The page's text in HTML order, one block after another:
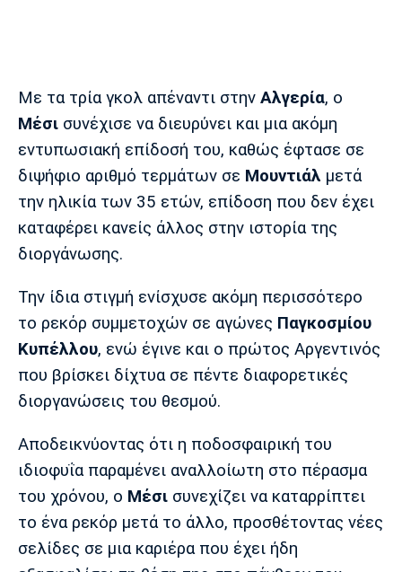
Αστέρας
Τότεναμ
Πόρτο Μπενφίκα
Με τα τρία γκολ απέναντι στην Αλγερία, ο
Μέσι συνέχισε να διευρύνει και μια ακόμη
εντυπωσιακή επίδοσή του, καθώς έφτασε σε
διψήφιο αριθμό τερμάτων σε Μουντιάλ μετά
την ηλικία των 35 ετών, επίδοση που δεν έχει
καταφέρει κανείς άλλος στην ιστορία της
διοργάνωσης.
Την ίδια στιγμή ενίσχυσε ακόμη περισσότερο
το ρεκόρ συμμετοχών σε αγώνες Παγκοσμίου
Κυπέλλου, ενώ έγινε και ο πρώτος Αργεντινός
που βρίσκει δίχτυα σε πέντε διαφορετικές
διοργανώσεις του θεσμού.
Αποδεικνύοντας ότι η ποδοσφαιρική του
ιδιοφυΐα παραμένει αναλλοίωτη στο πέρασμα
του χρόνου, ο Μέσι συνεχίζει να καταρρίπτει
το ένα ρεκόρ μετά το άλλο, προσθέτοντας νέες
σελίδες σε μια καριέρα που έχει ήδη